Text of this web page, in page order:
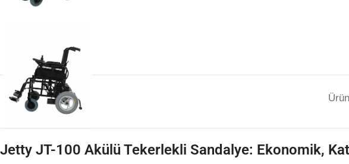
Jetty JT-100 Akülü Tekerlekli Sandalye: Ekonomik,